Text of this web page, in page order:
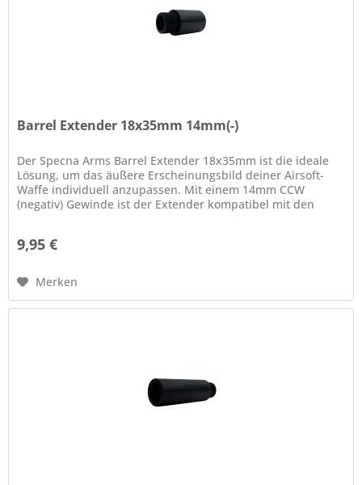
Barrel Extender 18x35mm 14mm(-)
Der Specna Arms Barrel Extender 18x35mm ist die ideale
Lösung, um das äußere Erscheinungsbild deiner Airsoft-
Waffe individuell anzupassen. Mit einem 14mm CCW
(negativ) Gewinde ist der Extender kompatibel mit den
9,95 €
Merken